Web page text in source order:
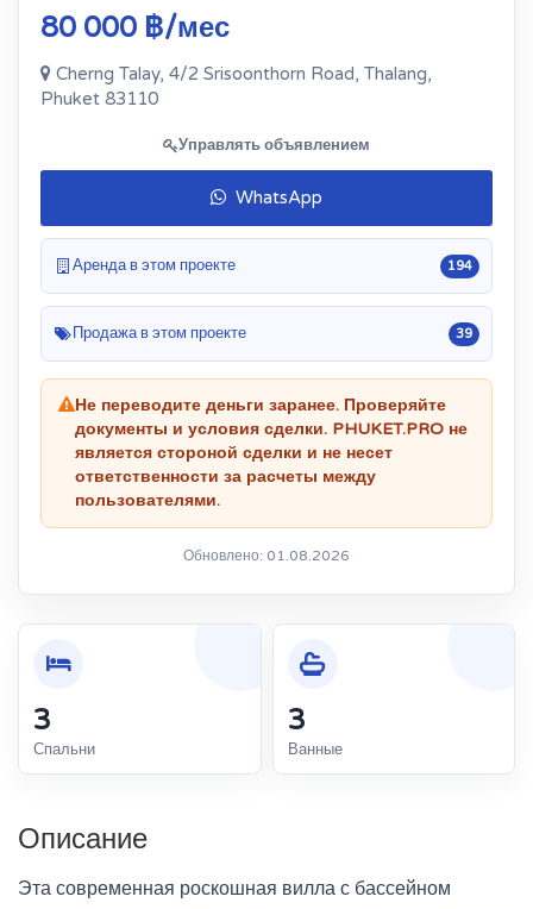
80 000 ฿/мес
Cherng Talay, 4/2 Srisoonthorn Road, Thalang,
Phuket 83110
Управлять объявлением
WhatsApp
Аренда в этом проекте 194
Продажа в этом проекте 39
Не переводите деньги заранее. Проверяйте
документы и условия сделки. PHUKET.PRO не
является стороной сделки и не несет
ответственности за расчеты между
пользователями.
Обновлено: 01.08.2026
3
Спальни
3
Ванные
Описание
Эта современная роскошная вилла с бассейном